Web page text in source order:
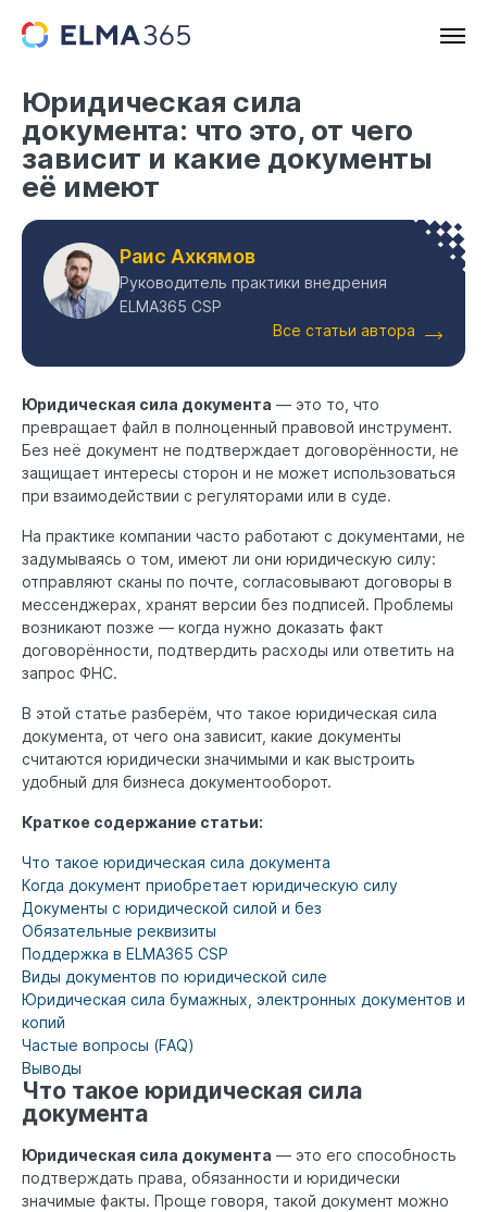
Юридическая сила
документа: что это, от чего
зависит и какие документы
её имеют
Раис Ахкямов
Руководитель практики внедрения
ELMA365 CSP
Все статьи автора
Юридическая сила документа — это то, что
превращает файл в полноценный правовой инструмент.
Без неё документ не подтверждает договорённости, не
защищает интересы сторон и не может использоваться
при взаимодействии с регуляторами или в суде.
На практике компании часто работают с документами, не
задумываясь о том, имеют ли они юридическую силу:
отправляют сканы по почте, согласовывают договоры в
мессенджерах, хранят версии без подписей. Проблемы
возникают позже — когда нужно доказать факт
договорённости, подтвердить расходы или ответить на
запрос ФНС.
В этой статье разберём, что такое юридическая сила
документа, от чего она зависит, какие документы
считаются юридически значимыми и как выстроить
удобный для бизнеса документооборот.
Краткое содержание статьи:
Что такое юридическая сила документа
Когда документ приобретает юридическую силу
Документы с юридической силой и без
Обязательные реквизиты
Поддержка в ELMA365 CSP
Виды документов по юридической силе
Юридическая сила бумажных, электронных документов и
копий
Частые вопросы (FAQ)
Выводы
Что такое юридическая сила
документа
Юридическая сила документа — это его способность
подтверждать права, обязанности и юридически
значимые факты. Проще говоря, такой документ можно